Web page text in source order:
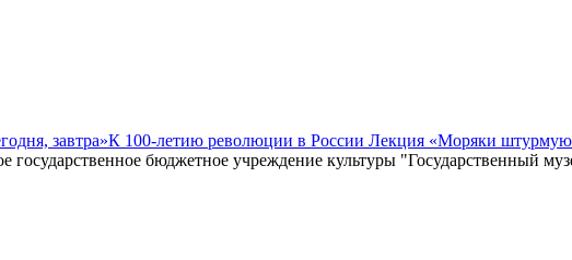
завтра»К 100-летию революции в России Лекция «Моряки
государственное бюджетное учреждение культуры "Государственный